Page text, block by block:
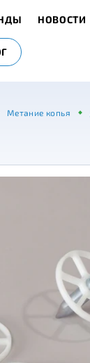
НОВОСТИ
Метание копья